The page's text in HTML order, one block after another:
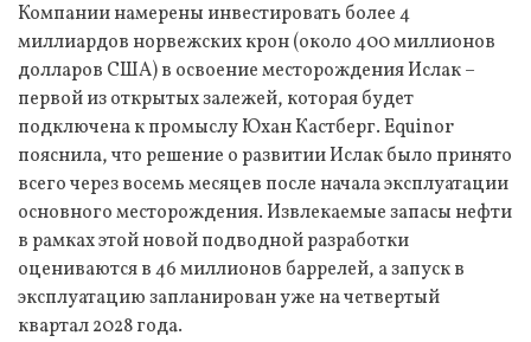
Компании намерены инвестировать более 4
миллиардов норвежских крон (около 400 миллионов
долларов США) в освоение месторождения Ислак –
первой из открытых залежей, которая будет
подключена к промыслу Юхан Кастберг. Equinor
пояснила, что решение о развитии Ислак было принято
всего через восемь месяцев после начала эксплуатации
основного месторождения. Извлекаемые запасы нефти
в рамках этой новой подводной разработки
оцениваются в 46 миллионов баррелей, а запуск в
эксплуатацию запланирован уже на четвертый
квартал 2028 года.